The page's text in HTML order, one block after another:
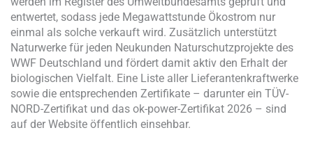
entwertet, sodass jede Megawattstunde Ökostrom nur
einmal als solche verkauft wird. Zusätzlich unterstützt
Naturwerke für jeden Neukunden Naturschutzprojekte des
WWF Deutschland und fördert damit aktiv den Erhalt der
biologischen Vielfalt. Eine Liste aller Lieferantenkraftwerke
sowie die entsprechenden Zertifikate – darunter ein TÜV-
NORD-Zertifikat und das ok-power-Zertifikat 2026 – sind
auf der Website öffentlich einsehbar.